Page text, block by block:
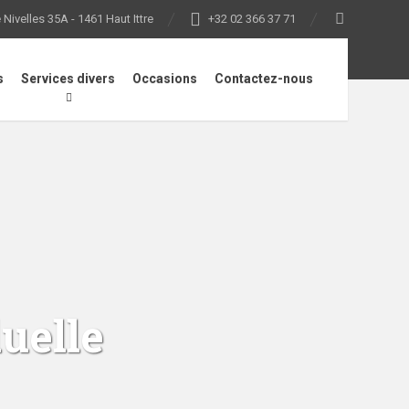
35A - 1461 Haut Ittre +32 02 366 37 71
Services divers Occasions Contactez-nous